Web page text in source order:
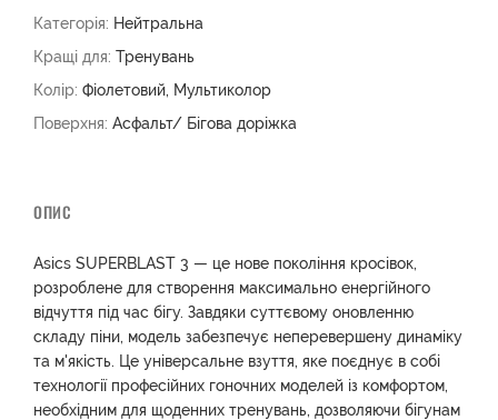
Категорія: Нейтральна
Кращі для: Тренувань
Колір: Фіолетовий, Мультиколор
Поверхня: Асфальт/ Бігова доріжка
ОПИС
Asics SUPERBLAST 3 — це нове покоління кросівок,
розроблене для створення максимально енергійного
відчуття під час бігу. Завдяки суттєвому оновленню
складу піни, модель забезпечує неперевершену динаміку
та м'якість. Це універсальне взуття, яке поєднує в собі
технології професійних гоночних моделей із комфортом,
необхідним для щоденних тренувань, дозволяючи бігунам